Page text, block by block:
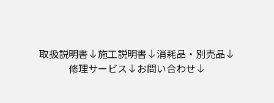
取扱説明書 施工説明書
消耗品・別売品
修理サービス
お問い合わせ